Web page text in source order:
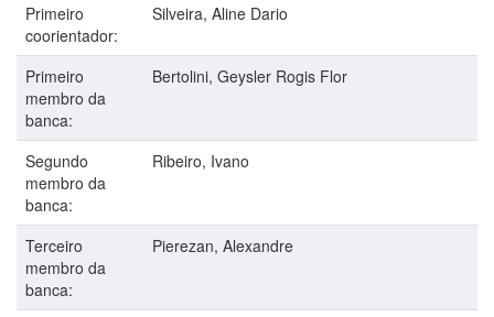
Primeiro
coorientador:
Silveira, Aline Dario
Primeiro
membro da
banca:
Bertolini, Geysler Rogis Flor
Segundo
membro da
banca:
Ribeiro, Ivano
Terceiro
membro da
banca:
Pierezan, Alexandre